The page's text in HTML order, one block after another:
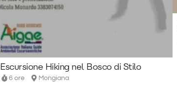
Escursione Hiking nel Bosco di Stilo
6 ore Mongiana